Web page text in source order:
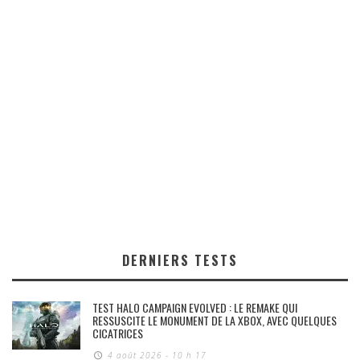
DERNIERS TESTS
TEST HALO CAMPAIGN EVOLVED : LE REMAKE QUI
RESSUSCITE LE MONUMENT DE LA XBOX, AVEC QUELQUES
CICATRICES
4 août 2026 - 10 h 17